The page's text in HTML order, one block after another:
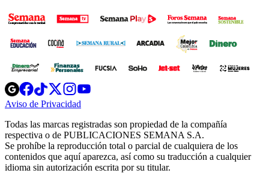
Opens
in
new
Opens
in
new
Opens
in
new
window
Opens
new
windowwindow
Aviso de Privacidad
new
window
Todas las marcas registradas son propiedad de la compañía
respectiva o de PUBLICACIONES SEMANA S.A.
Se prohíbe la reproducción total o parcial de cualquiera de los
contenidos que aquí aparezca, así como su traducción a cualquier
idioma sin autorización escrita por su titular.